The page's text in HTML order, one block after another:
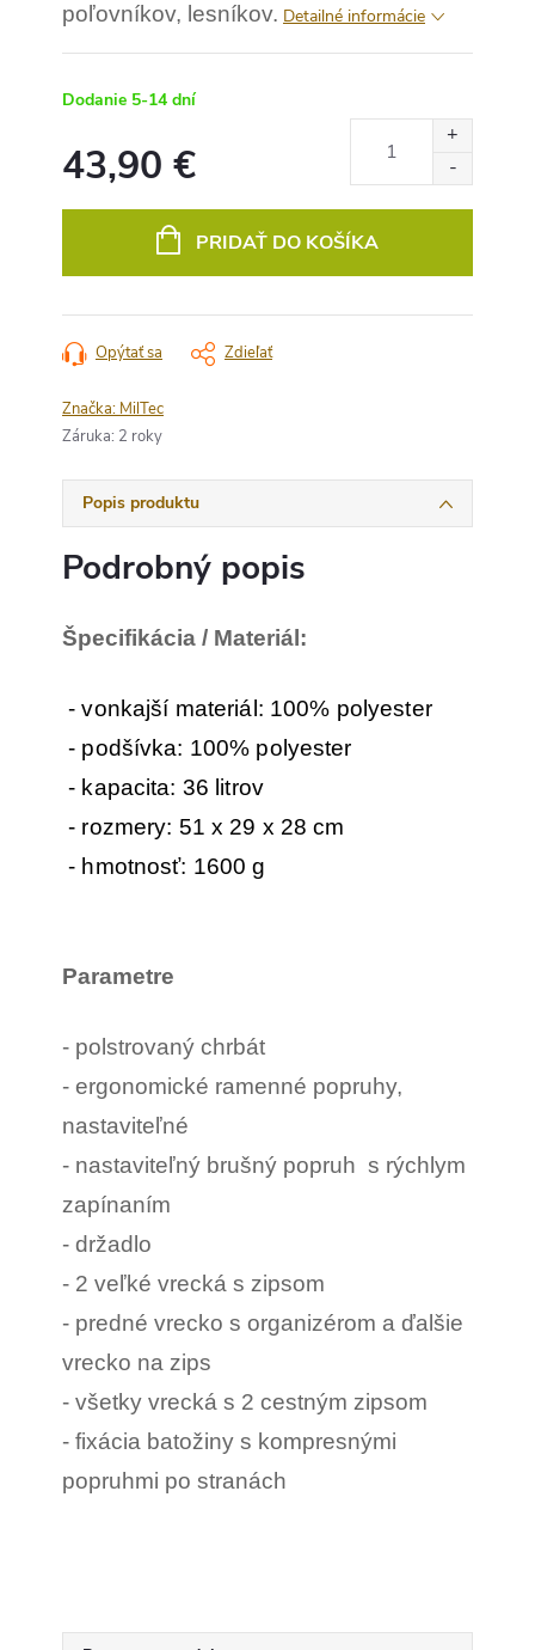
poľovníkov, lesníkov. Detailné informácie
Dodanie 5-14 dní
43,90 €
PRIDAŤ DO KOŠÍKA
Opýtať sa Zdieľať
Značka: MilTec
Záruka: 2 roky
Popis produktu
Podrobný popis
Špecifikácia / Materiál:
- vonkajší materiál: 100% polyester
- podšívka: 100% polyester
- kapacita: 36 litrov
- rozmery: 51 x 29 x 28 cm
- hmotnosť: 1600 g
Parametre
- polstrovaný chrbát
- ergonomické ramenné popruhy,
nastaviteľné
- nastaviteľný brušný popruh s rýchlym
zapínaním
- držadlo
- 2 veľké vrecká s zipsom
- predné vrecko s organizérom a ďalšie
vrecko na zips
- všetky vrecká s 2 cestným zipsom
- fixácia batožiny s kompresnými
popruhmi po stranách